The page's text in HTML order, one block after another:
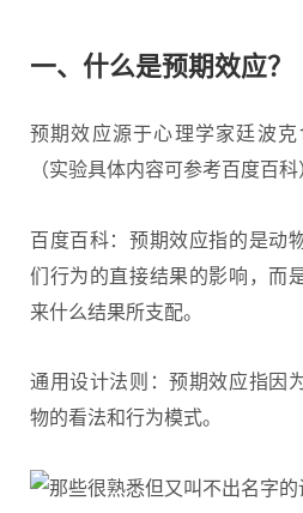
一、什么是预期效应？
预期效应源于心理学家廷波克
（实验具体内容可参考百度百科）
百度百科：预期效应指的是动
们行为的直接结果的影响，而
来什么结果所支配。
通用设计法则：预期效应指因
物的看法和行为模式。